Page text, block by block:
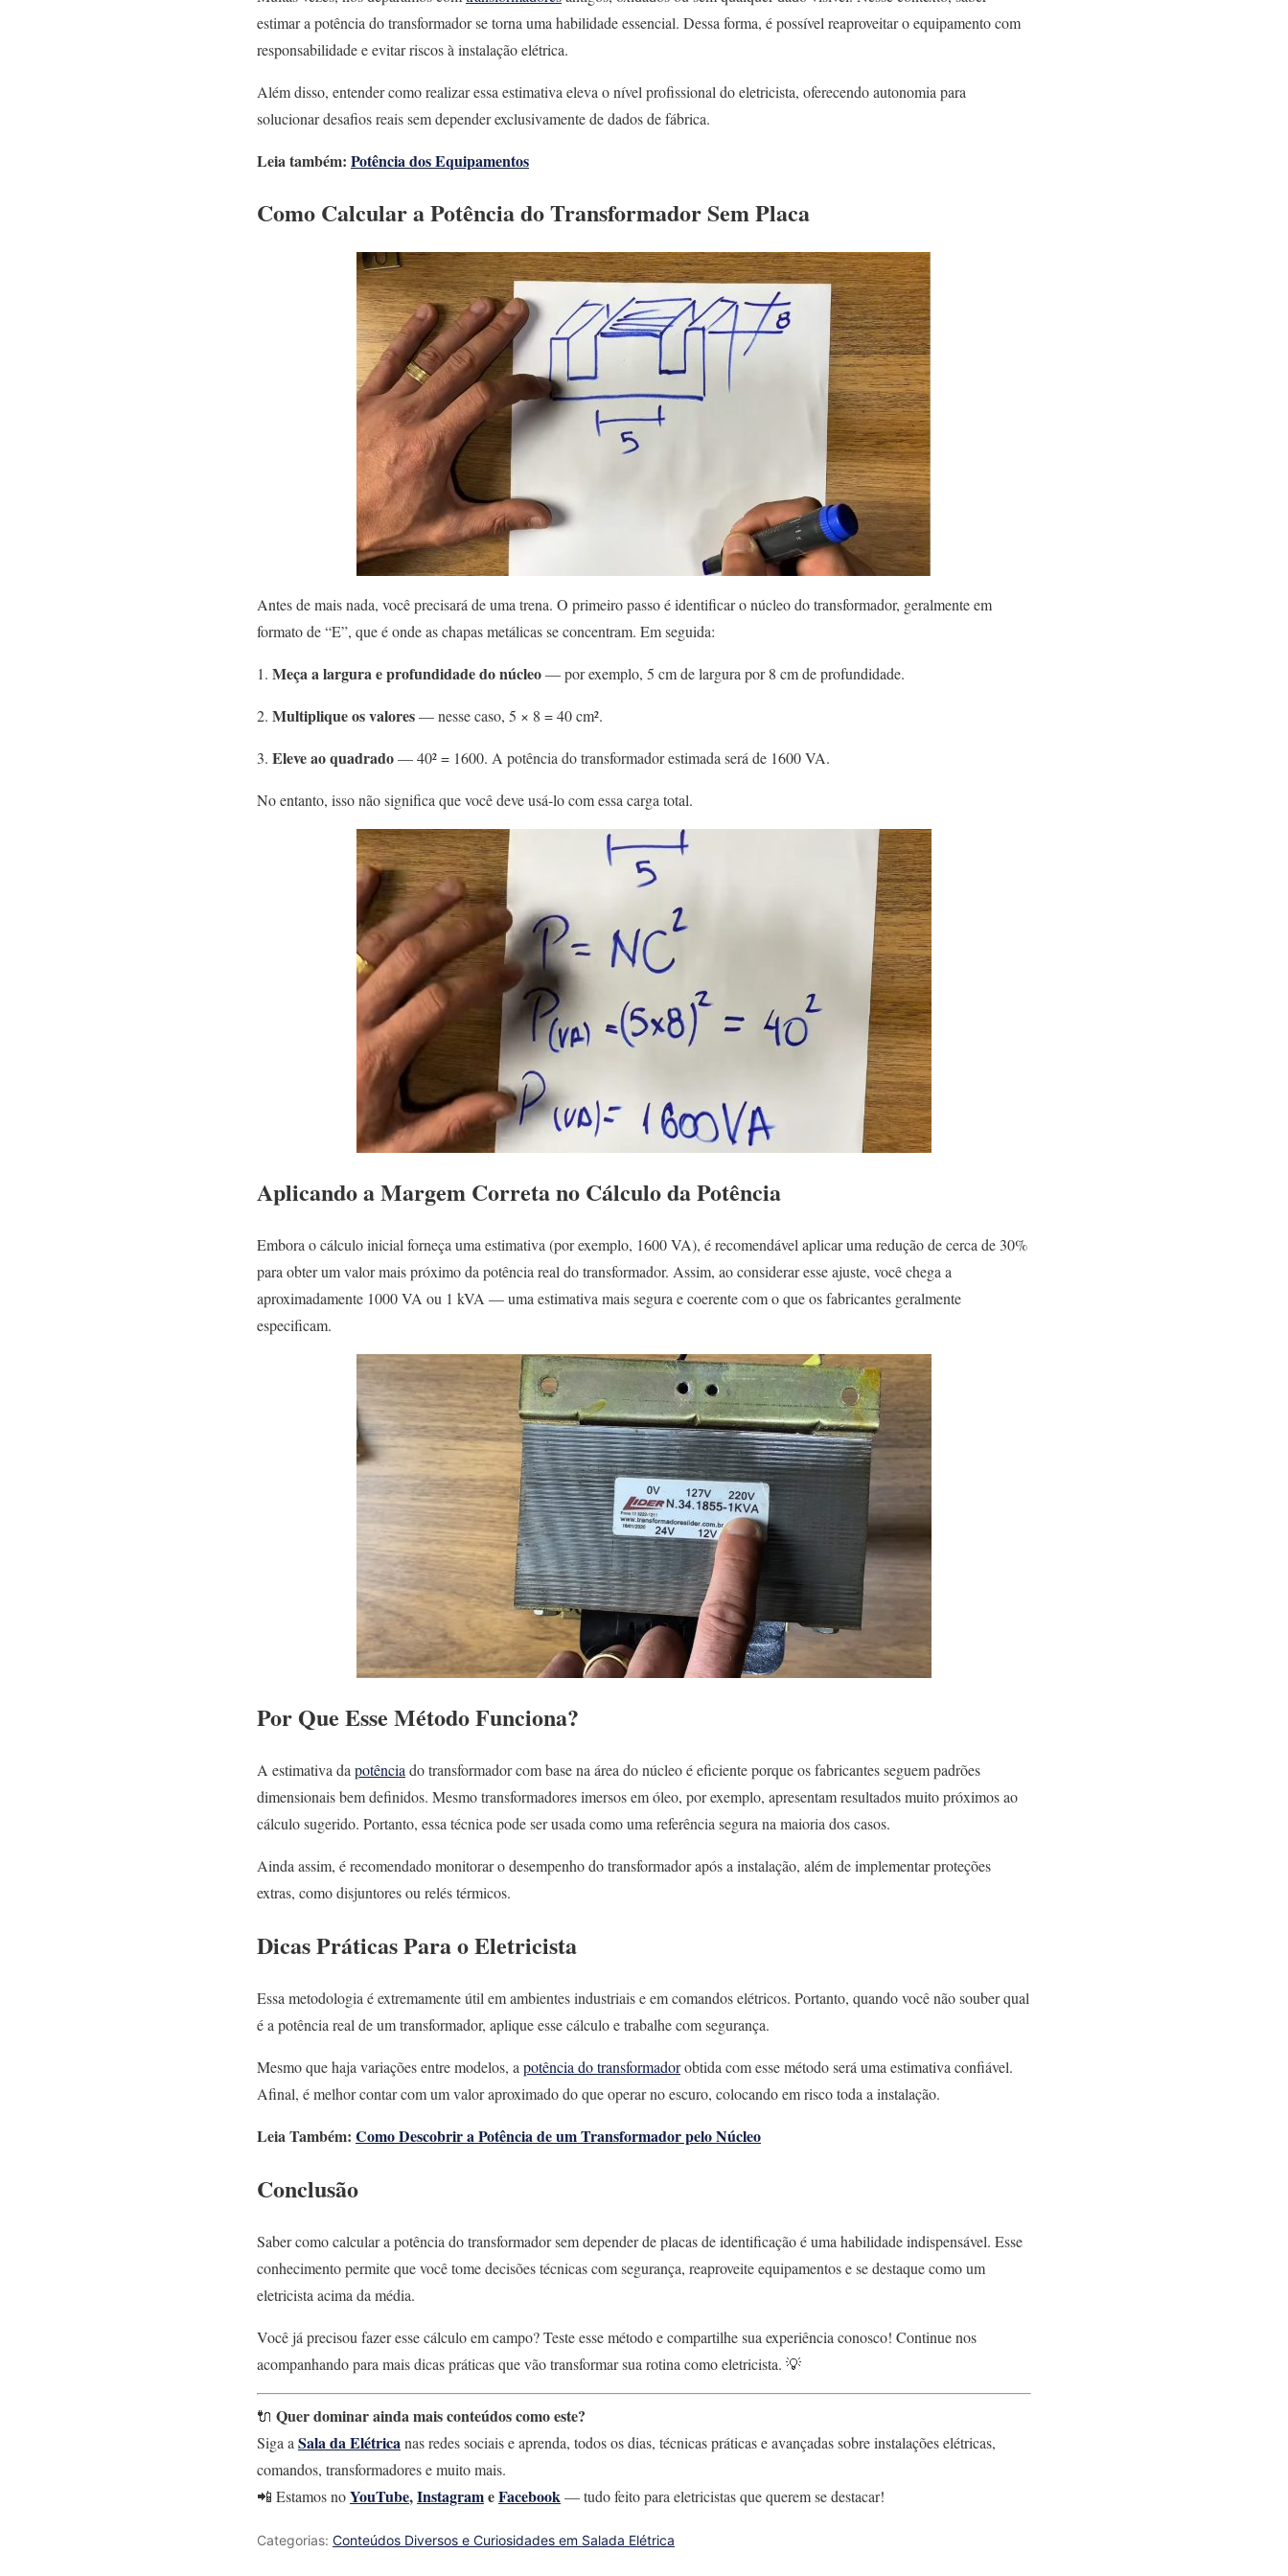
estimar a potência do transformador se torna uma habilidade essencial. Dessa forma, é possível reaproveitar o equipamento com
responsabilidade e evitar riscos à instalação elétrica.
Além disso, entender como realizar essa estimativa eleva o nível profissional do eletricista, oferecendo autonomia para
solucionar desafios reais sem depender exclusivamente de dados de fábrica.
Leia também: Potência dos Equipamentos
Como Calcular a Potência do Transformador Sem Placa
Antes de mais nada, você precisará de uma trena. O primeiro passo é identificar o núcleo do transformador, geralmente em
formato de “E”, que é onde as chapas metálicas se concentram. Em seguida:
Meça a largura e profundidade do núcleo— por exemplo, 5 cm de largura por 8 cm de profundidade.
Multiplique os valores— nesse caso, 5 × 8 = 40 cm².
Eleve ao quadrado— 40² = 1600. A potência do transformador estimada será de 1600 VA.
No entanto, isso não significa que você deve usá-lo com essa carga total.
Aplicando a Margem Correta no Cálculo da Potência
Embora o cálculo inicial forneça uma estimativa (por exemplo, 1600 VA), é recomendável aplicar uma redução de cerca de 30%
para obter um valor mais próximo da potência real do transformador. Assim, ao considerar esse ajuste, você chega a
aproximadamente 1000 VA ou 1 kVA — uma estimativa mais segura e coerente com o que os fabricantes geralmente
especificam.
Por Que Esse Método Funciona?
A estimativa da potência do transformador com base na área do núcleo é eficiente porque os fabricantes seguem padrões
dimensionais bem definidos. Mesmo transformadores imersos em óleo, por exemplo, apresentam resultados muito próximos ao
cálculo sugerido. Portanto, essa técnica pode ser usada como uma referência segura na maioria dos casos.
Ainda assim, é recomendado monitorar o desempenho do transformador após a instalação, além de implementar proteções
extras, como disjuntores ou relés térmicos.
Dicas Práticas Para o Eletricista
Essa metodologia é extremamente útil em ambientes industriais e em comandos elétricos. Portanto, quando você não souber qual
é a potência real de um transformador, aplique esse cálculo e trabalhe com segurança.
Mesmo que haja variações entre modelos, a potência do transformadorobtida com esse método será uma estimativa confiável.
Afinal, é melhor contar com um valor aproximado do que operar no escuro, colocando em risco toda a instalação.
Leia Também: Como Descobrir a Potência de um Transformador pelo Núcleo
Conclusão
Saber como calcular a potência do transformador sem depender de placas de identificação é uma habilidade indispensável. Esse
conhecimento permite que você tome decisões técnicas com segurança, reaproveite equipamentos e se destaque como um
eletricista acima da média.
Você já precisou fazer esse cálculo em campo? Teste esse método e compartilhe sua experiência conosco! Continue nos
acompanhando para mais dicas práticas que vão transformar sua rotina como eletricista. 💡
🔌 Quer dominar ainda mais conteúdos como este?
Siga a Sala da Elétrica nas redes sociais e aprenda, todos os dias, técnicas práticas e avançadas sobre instalações elétricas,
comandos, transformadores e muito mais.
📲 Estamos noYouTube,InstagrameFacebook — tudo feito para eletricistas que querem se destacar!
Categorias: Conteúdos Diversos e Curiosidades em Salada Elétrica